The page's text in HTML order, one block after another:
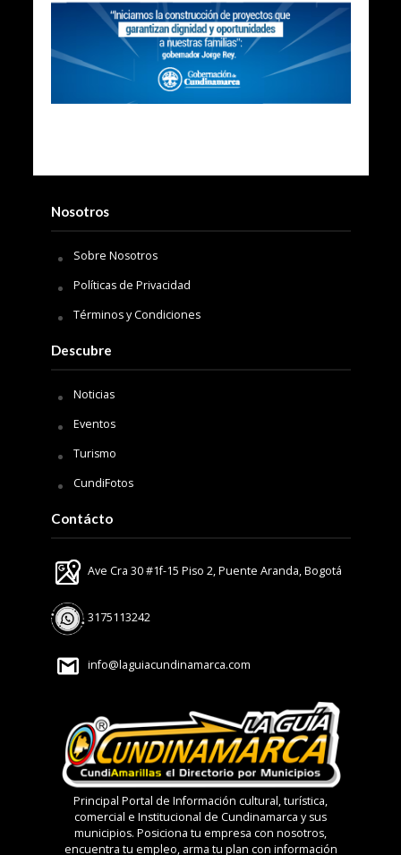
Nosotros
Sobre Nosotros
Políticas de Privacidad
Términos y Condiciones
Descubre
Noticias
Eventos
Turismo
CundiFotos
Contácto
Ave Cra 30 #1f-15 Piso 2, Puente Aranda, Bogotá
3175113242
info@laguiacundinamarca.com
Principal Portal de Información cultural, turística,
comercial e Institucional de Cundinamarca y sus
municipios. Posiciona tu empresa con nosotros,
encuentra tu empleo, arma tu plan con información